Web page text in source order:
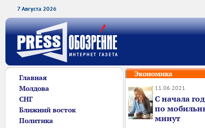
7 Августа 2026
Главная
Молдова
СНГ
Ближний восток
Политика
Экономика
11.06.2021
С начала
по
минут